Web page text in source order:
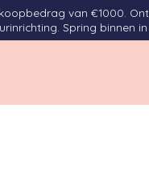
van €1000.
Spring binnen